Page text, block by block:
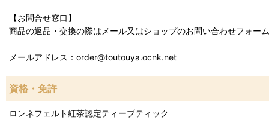
【お問合せ窓口】
商品の返品・交換の際はメール又はショップのお問い合わせフォー
メールアドレス：order@toutouya.ocnk.net
資格・免許
ロンネフェルト紅茶認定ティーブティック